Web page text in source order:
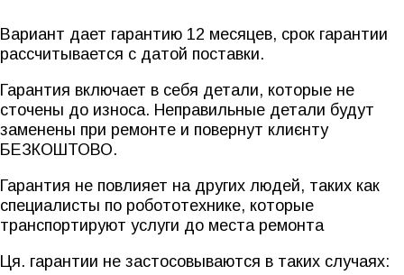
Вариант дает гарантию 12 месяцев, срок гарантии
рассчитывается с датой поставки.
Гарантия включает в себя детали, которые не
сточены до износа. Неправильные детали будут
заменены при ремонте и повернут клиєнту
БЕЗКОШТОВО.
Гарантия не повлияет на других людей, таких как
специалисты по робототехнике, которые
транспортируют услуги до места ремонта
Ця. гарантии не застосовываются в таких случаях: